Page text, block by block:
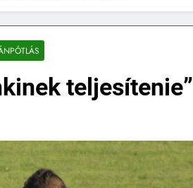
teljesítenie”